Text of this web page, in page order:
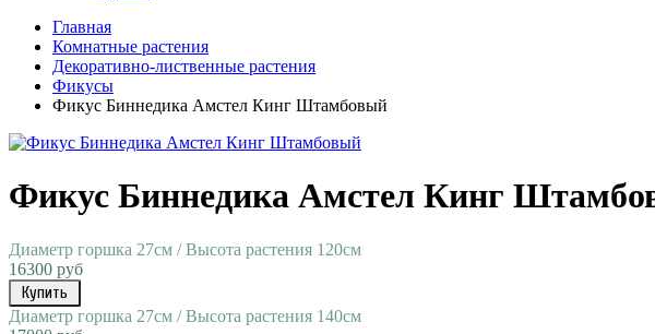
Главная
Комнатные растения
Декоративно-лиственные растения
Фикусы
Фикус Биннедика Амстел Кинг Штамбовый
Фикус Биннедика Амстел Кинг
Диаметр горшка 27см / Высота растения 120см
16300 руб
Купить
Диаметр горшка 27см / Высота растения 140см